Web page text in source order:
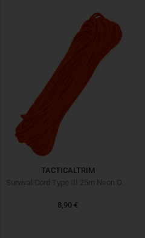
TACTICALTRIM
Survival Cord Type III 25m Neon Orange
8,90 €